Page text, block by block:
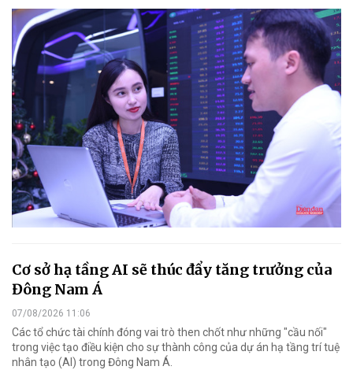
Cơ sở hạ tầng AI sẽ thúc đẩy tăng trưởng của
Đông Nam Á
07/08/2026 11:06
Các tổ chức tài chính đóng vai trò then chốt như những "cầu nối"
trong việc tạo điều kiện cho sự thành công của dự án hạ tầng trí tuệ
nhân tạo (AI) trong Đông Nam Á.